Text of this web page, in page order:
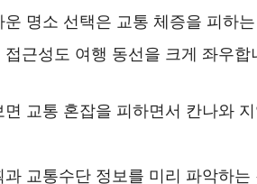
명소 선택은 교통 체증을 피하
근성도 여행 동선을 크게 좌우합
교통 혼잡을 피하면서 칸나와
교통수단 정보를 미리 파악하는